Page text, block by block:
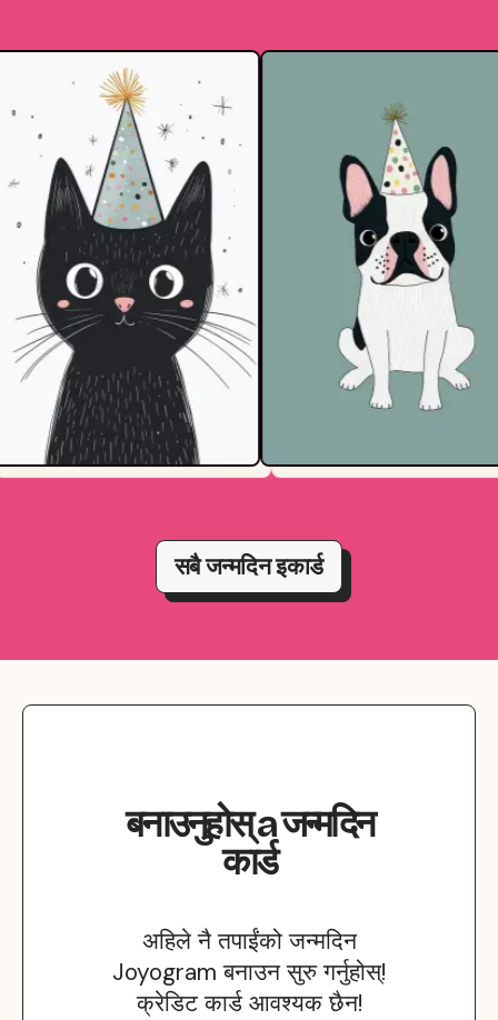
सबै जन्मदिन इकार्ड
बनाउनुहोस्aजन्मदिन
कार्ड
अहिले नै तपाईंको जन्मदिन
Joyogram बनाउन सुरु गर्नुहोस्!
क्रेडिट कार्ड आवश्यक छैन!